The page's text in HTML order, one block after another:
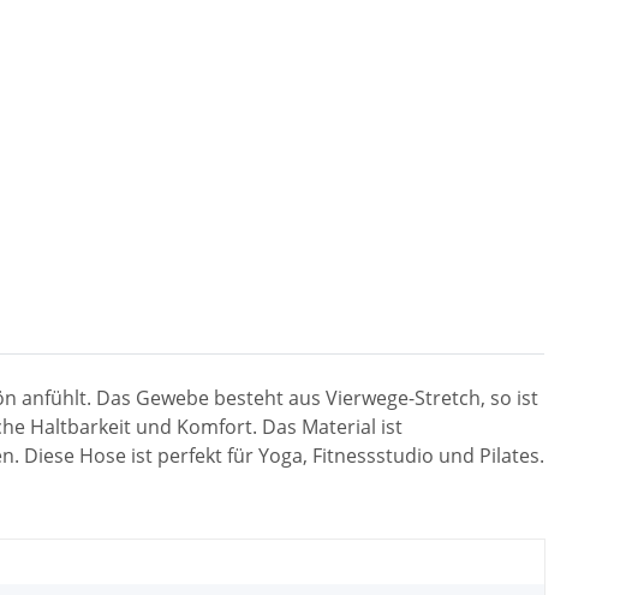
anfühlt. Das Gewebe besteht aus Vierwege-Stretch, so ist
Haltbarkeit und Komfort. Das Material ist
Hose ist perfekt für Yoga, Fitnessstudio und Pilates.